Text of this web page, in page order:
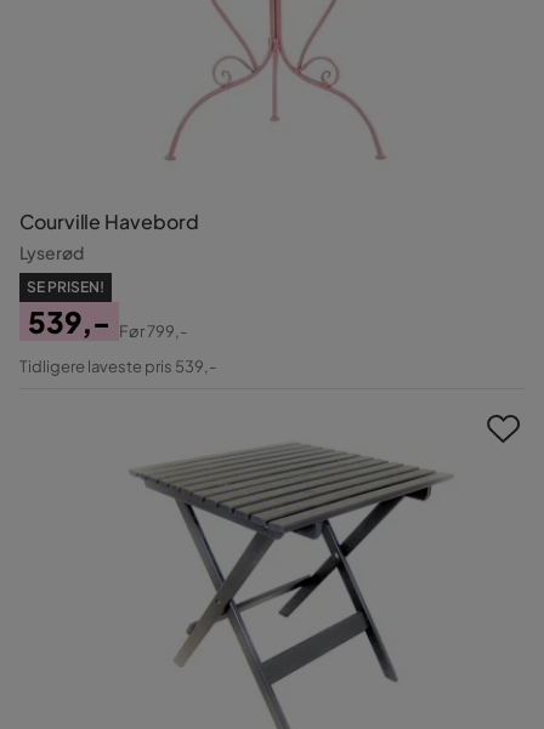
Courville Havebord
Lyserød
SE PRISEN!
Pris
539,-
Original
Før799,-
Tidligere laveste pris 539,-